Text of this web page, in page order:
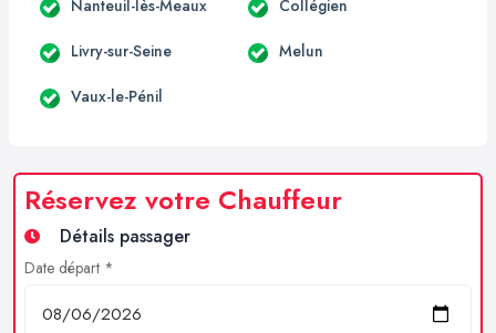
Nanteuil-lès-Meaux Collégien
Livry-sur-Seine Melun
Vaux-le-Pénil
Réservez votre Chauffeur
Détails passager
Date départ *